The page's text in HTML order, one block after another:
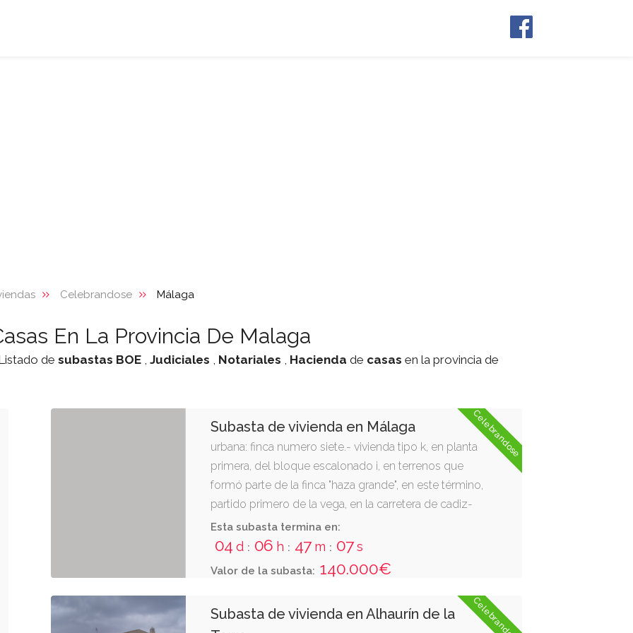
Celebrandose Málaga
En La Provincia De Malaga
de subastas BOE , Judiciales , Notariales , Hacienda de casas en la provincia de
Celebrandose
Subasta de vivienda en Málaga
urbana: finca numero siete.- vivienda tipo k, en planta
primera, del bloque escalonado i, en terrenos que
formó parte de la finca "haza grande", en este término,
partido primero de la vega, en la carretera de cadiz-
málaga, "urbanización la concha de málaga". tiene una
superficie construida de ciento veinticinco metros y
diez decímetros cuadrados -125,10 m2-, mas treinta y
un metros y ochenta decímetros cuadrados - 31,80
comedor, tres dormitorios, cocina, cuarto de baño,
Esta subasta termina en:
04 d : 06 h : 47 m : 06s
Valor de la subasta: 140.000€
Celebrandose
Subasta de vivienda en Alhaurín de la